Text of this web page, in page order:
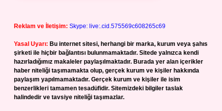
Reklam ve İletişim: Skype: live:.cid.575569c608265c69
Yasal Uyarı: Bu internet sitesi, herhangi bir marka, kurum veya şahıs
şirketi ile hiçbir bağlantısı bulunmamaktadır. Sitede yalnızca kendi
hazırladığımız makaleler paylaşılmaktadır. Burada yer alan içerikler
haber niteliği taşımamakta olup, gerçek kurum ve kişiler hakkında
paylaşım yapılmamaktadır. Gerçek kurum ve kişiler ile isim
benzerlikleri tamamen tesadüfidir. Sitemizdeki bilgiler taslak
halindedir ve tavsiye niteliği taşımazlar.